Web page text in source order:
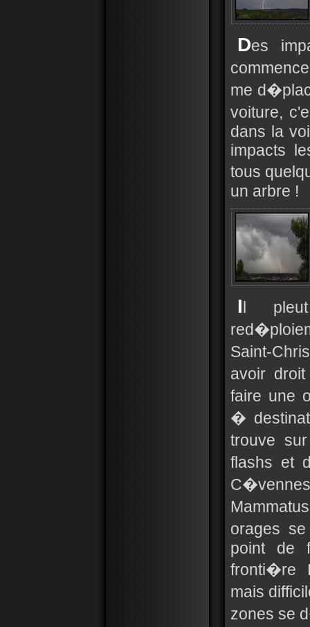
Des
me
voiture,
dans la
impacts
tous
un arbre !
Il
Saint-
avoir
faire une
�
trouve
flashs et
orages
point de
fronti�re
mais
zones se